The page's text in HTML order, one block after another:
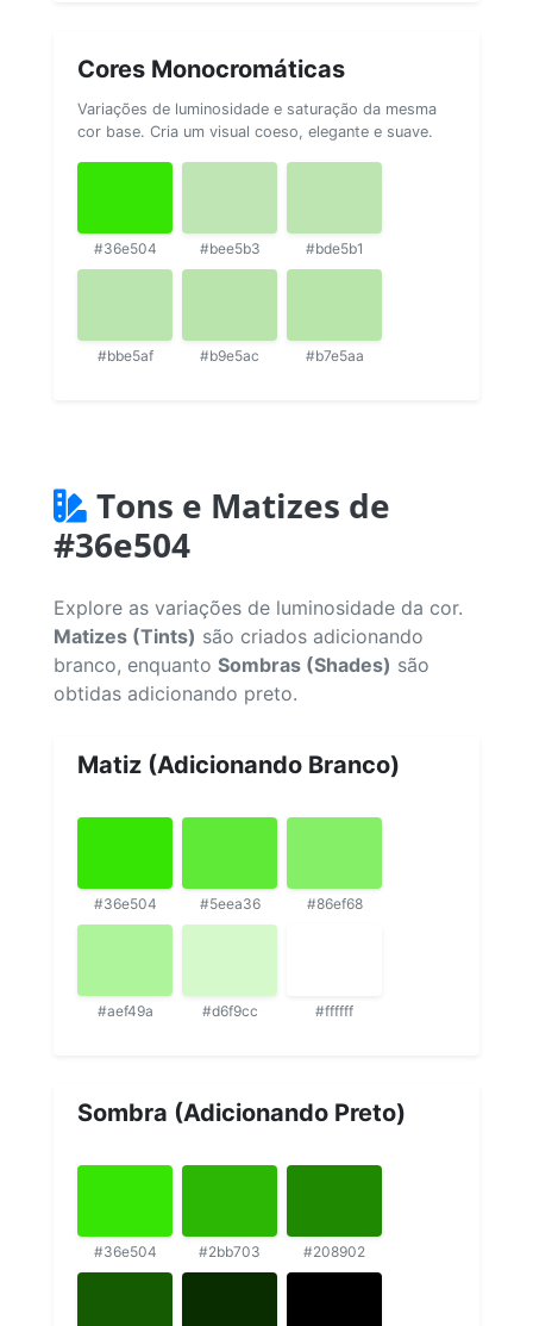
Cores Monocromáticas
Variações de luminosidade e saturação da mesma
cor base. Cria um visual coeso, elegante e suave.
#36e504 #bee5b3 #bde5b1
#bbe5af #b9e5ac #b7e5aa
Tons e Matizes de
#36e504
Explore as variações de luminosidade da cor.
Matizes (Tints) são criados adicionando
branco, enquanto Sombras (Shades) são
obtidas adicionando preto.
Matiz (Adicionando Branco)
#36e504 #5eea36 #86ef68
#aef49a #d6f9cc #ffffff
Sombra (Adicionando Preto)
#36e504 #2bb703 #208902